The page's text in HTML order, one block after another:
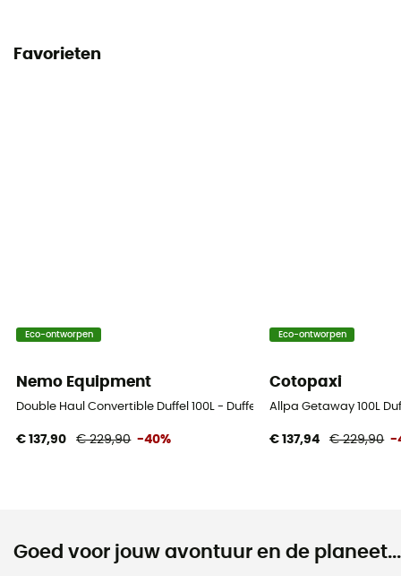
Favorieten
Eco-ontworpen
Nemo Equipment
Double Haul Convertible Duffel 100L - Duffel
€ 137,90 € 229,90 -40%
Eco-ontworpen
Cotopaxi
Allpa Getaway 100L
€ 137,94 € 229,90 -
Goed voor jouw avontuur en de planeet...